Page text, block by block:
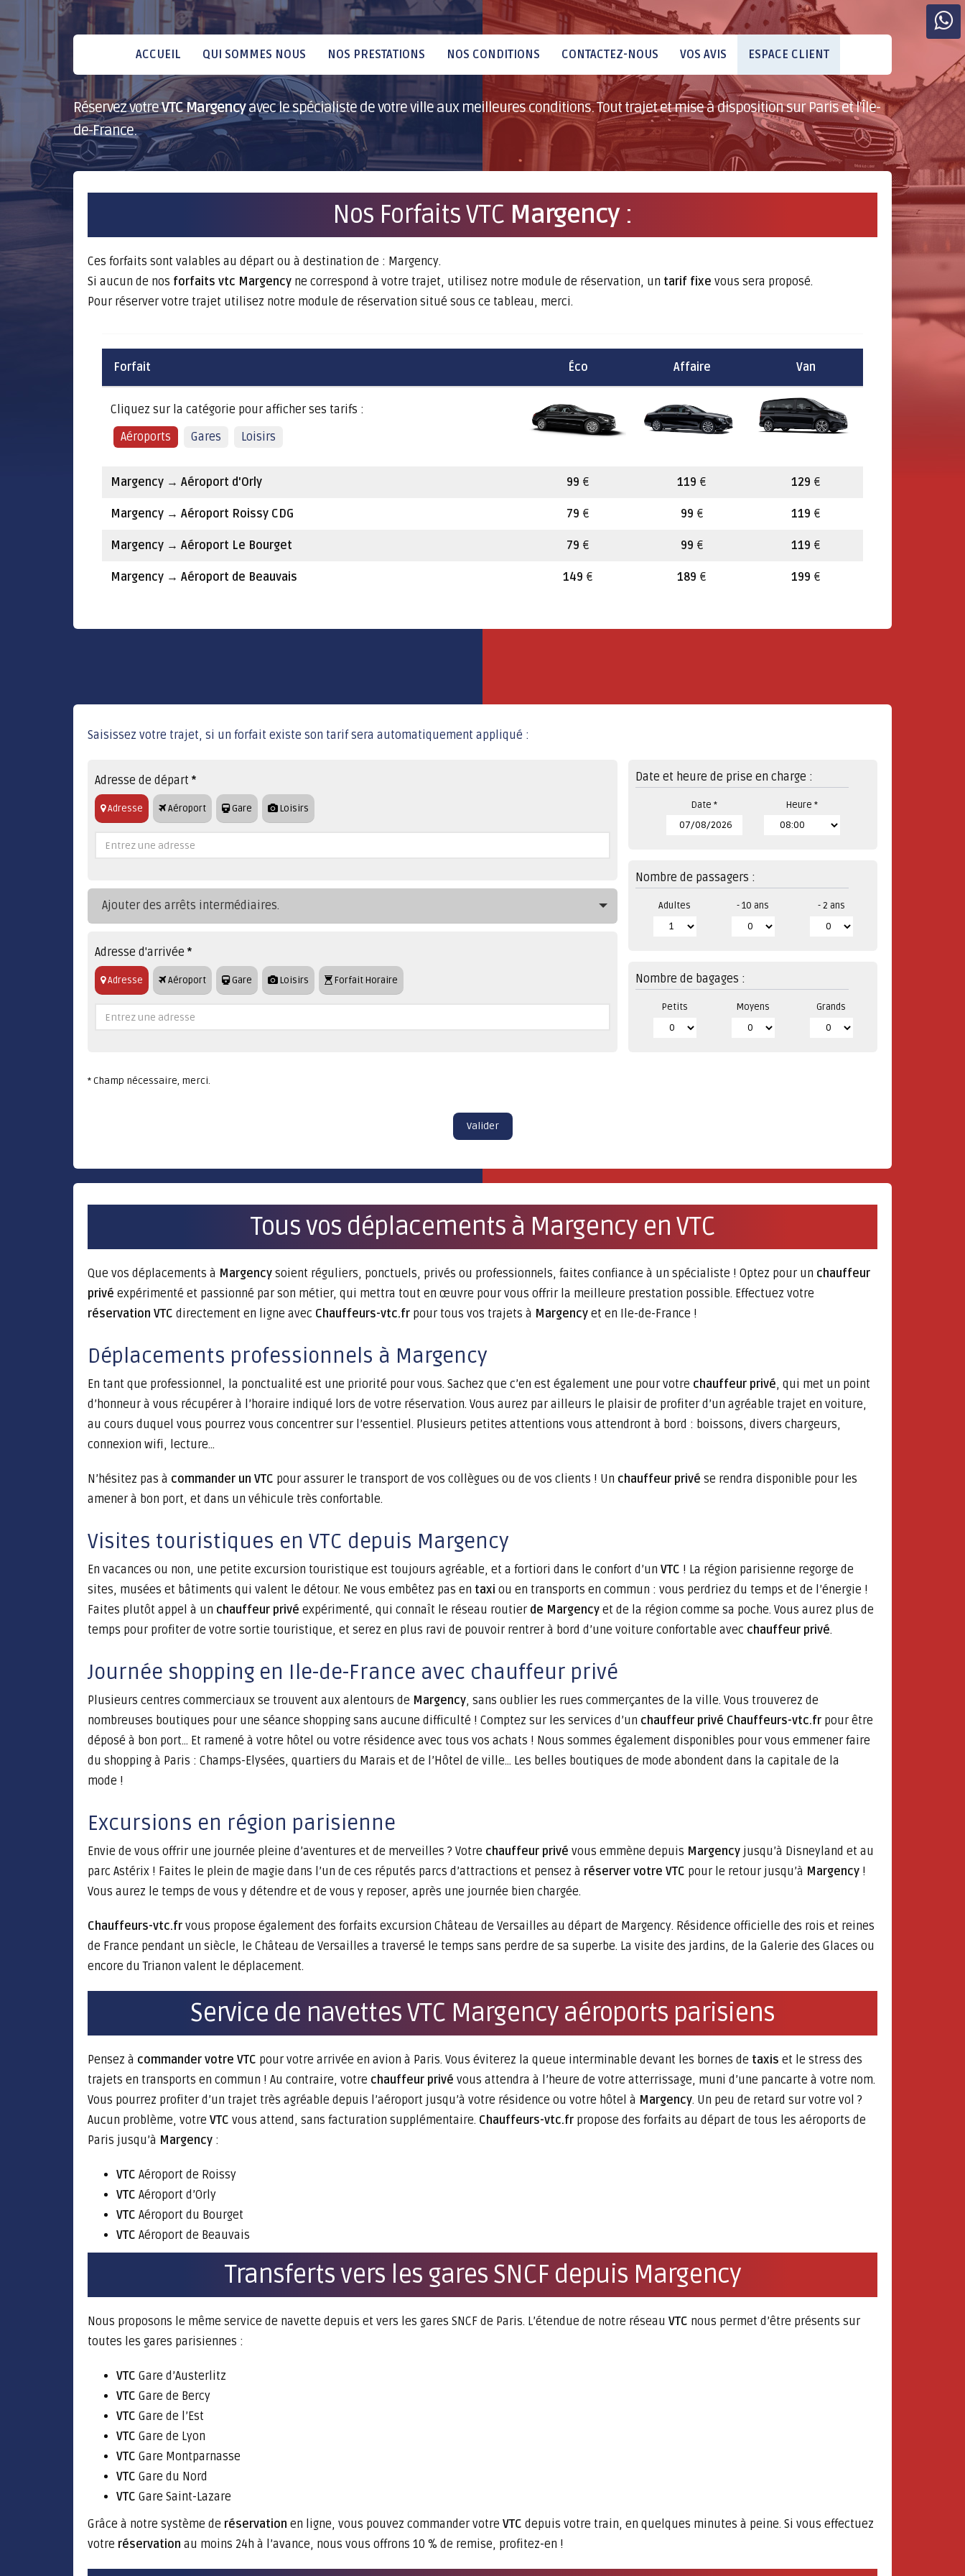
ACCUEIL QUI SOMMES NOUS NOS PRESTATIONS NOS CONDITIONS CONTACTEZ-NOUS VOS AVIS ESPACE CLIENT
Réservez votreVTC Margencyavec le spécialiste de votre ville aux meilleures conditions. Tout trajet et mise à disposition sur Paris et l'Île-
de-France.
Nos Forfaits VTC Margency:
Ces forfaits sont valables au départ ou à destination de : Margency.
Si aucun de nos forfaits vtc Margency ne correspond à votre trajet, utilisez notre module de réservation, un tarif fixe vous sera proposé.
Pour réserver votre trajet utilisez notre module de réservation situé sous ce tableau, merci.
Forfait Éco Affaire Van
Cliquez sur la catégorie pour afficher ses tarifs :
Aéroports
Gares Loisirs
Margency → Aéroport d'Orly 99 € 119 € 129 €
Margency → Aéroport Roissy CDG 79 € 99 € 119 €
Margency → Aéroport Le Bourget 79 € 99 € 119 €
Margency → Aéroport de Beauvais 149 € 189 € 199 €
Saisissez votre trajet, si un forfait existe son tarif sera automatiquement appliqué :
Adresse de départ *
Adresse Aéroport Gare Loisirs
Ajouter des arrêts intermédiaires.
Adresse d'arrivée *
Adresse Aéroport Gare Loisirs Forfait Horaire
Date et heure de prise en charge :
Date * Heure *
Nombre de passagers :
Adultes - 10 ans - 2 ans
Nombre de bagages :
Petits Moyens Grands
* Champ nécessaire, merci.
Valider
Tous vos déplacements à Margency en VTC
Que vos déplacements à Margency soient réguliers, ponctuels, privés ou professionnels, faites confiance à un spécialiste ! Optez pour un chauffeur
privé expérimenté et passionné par son métier, qui mettra tout en œuvre pour vous offrir la meilleure prestation possible. Effectuez votre
réservation VTC directement en ligne avec Chauffeurs-vtc.fr pour tous vos trajets à Margency et en Ile-de-France !
Déplacements professionnels à Margency
En tant que professionnel, la ponctualité est une priorité pour vous. Sachez que c’en est également une pour votre chauffeur privé, qui met un point
d’honneur à vous récupérer à l’horaire indiqué lors de votre réservation. Vous aurez par ailleurs le plaisir de profiter d’un agréable trajet en voiture,
au cours duquel vous pourrez vous concentrer sur l’essentiel. Plusieurs petites attentions vous attendront à bord : boissons, divers chargeurs,
connexion wifi, lecture…
N’hésitez pas à commander un VTC pour assurer le transport de vos collègues ou de vos clients ! Un chauffeur privé se rendra disponible pour les
amener à bon port, et dans un véhicule très confortable.
Visites touristiques en VTC depuis Margency
En vacances ou non, une petite excursion touristique est toujours agréable, et a fortiori dans le confort d’un VTC ! La région parisienne regorge de
sites, musées et bâtiments qui valent le détour. Ne vous embêtez pas en taxi ou en transports en commun : vous perdriez du temps et de l’énergie !
Faites plutôt appel à un chauffeur privé expérimenté, qui connaît le réseau routier de Margency et de la région comme sa poche. Vous aurez plus de
temps pour profiter de votre sortie touristique, et serez en plus ravi de pouvoir rentrer à bord d’une voiture confortable avec chauffeur privé.
Journée shopping en Ile-de-France avec chauffeur privé
Plusieurs centres commerciaux se trouvent aux alentours de Margency, sans oublier les rues commerçantes de la ville. Vous trouverez de
nombreuses boutiques pour une séance shopping sans aucune difficulté ! Comptez sur les services d’un chauffeur privé Chauffeurs-vtc.fr pour être
déposé à bon port… Et ramené à votre hôtel ou votre résidence avec tous vos achats ! Nous sommes également disponibles pour vous emmener faire
du shopping à Paris : Champs-Elysées, quartiers du Marais et de l’Hôtel de ville… Les belles boutiques de mode abondent dans la capitale de la
mode !
Excursions en région parisienne
Envie de vous offrir une journée pleine d’aventures et de merveilles ? Votre chauffeur privé vous emmène depuis Margency jusqu’à Disneyland et au
parc Astérix ! Faites le plein de magie dans l’un de ces réputés parcs d’attractions et pensez à réserver votre VTC pour le retour jusqu’à Margency !
Vous aurez le temps de vous y détendre et de vous y reposer, après une journée bien chargée.
Chauffeurs-vtc.fr vous propose également des forfaits excursion Château de Versailles au départ de Margency. Résidence officielle des rois et reines
de France pendant un siècle, le Château de Versailles a traversé le temps sans perdre de sa superbe. La visite des jardins, de la Galerie des Glaces ou
encore du Trianon valent le déplacement.
Service de navettes VTC Margency aéroports parisiens
Pensez à commander votre VTC pour votre arrivée en avion à Paris. Vous éviterez la queue interminable devant les bornes de taxis et le stress des
trajets en transports en commun ! Au contraire, votre chauffeur privé vous attendra à l’heure de votre atterrissage, muni d’une pancarte à votre nom.
Vous pourrez profiter d’un trajet très agréable depuis l’aéroport jusqu’à votre résidence ou votre hôtel à Margency. Un peu de retard sur votre vol ?
Aucun problème, votre VTC vous attend, sans facturation supplémentaire. Chauffeurs-vtc.fr propose des forfaits au départ de tous les aéroports de
Paris jusqu’à Margency :
VTC Aéroport de Roissy
VTC Aéroport d’Orly
VTC Aéroport du Bourget
VTC Aéroport de Beauvais
Transferts vers les gares SNCF depuis Margency
Nous proposons le même service de navette depuis et vers les gares SNCF de Paris. L’étendue de notre réseau VTC nous permet d’être présents sur
toutes les gares parisiennes :
VTC Gare d’Austerlitz
VTC Gare de Bercy
VTC Gare de l’Est
VTC Gare de Lyon
VTC Gare Montparnasse
VTC Gare du Nord
VTC Gare Saint-Lazare
Grâce à notre système de réservation en ligne, vous pouvez commander votre VTC depuis votre train, en quelques minutes à peine. Si vous effectuez
votre réservation au moins 24h à l’avance, nous vous offrons 10 % de remise, profitez-en !